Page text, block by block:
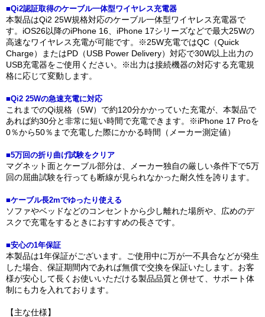
■Qi2認証取得のケーブル一体型ワイヤレス充電器
本製品はQi2 25W規格対応のケーブル一体型ワイヤレス充電器で
す。iOS26以降のiPhone 16、iPhone 17シリーズなどで最大25Wの
高速なワイヤレス充電が可能です。※25W充電ではQC（Quick
Charge）またはPD（USB Power Delivery）対応で30W以上出力の
USB充電器をご使用ください。※出力は接続機器の対応する充電規
格に応じて変動します。
■Qi2 25Wの急速充電に対応
これまでのQi規格（5W）で約120分かかっていた充電が、本製品で
あれば約30分と非常に短い時間で充電できます。※iPhone 17 Proを
0％から50％まで充電した際にかかる時間（メーカー測定値）
■5万回の折り曲げ試験をクリア
マグネット面とケーブル部分は、メーカー独自の厳しい条件下で5万
回の屈曲試験を行っても断線が見られなかった耐久性を誇ります。
■ケーブル長2mでゆったり使える
ソファやベッドなどのコンセントから少し離れた場所や、広めのデ
スクで充電をするときにおすすめの長さです。
■安心の1年保証
本製品は1年保証がございます。ご使用中に万が一不具合などが発生
した場合、保証期間内であれば無償で交換を保証いたします。お客
様が安心して長くお使いいただける製品品質と併せて、サポート体
制にも力を入れております。
【主な仕様】